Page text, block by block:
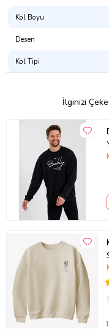
Tasarımı Şu Ürünlerde
Erkek Tişört
Çocuk Tişört
Kapşonlu Sweatshirt
Ürün Kodu:kcm79678263
Kol Boyu
Desen
Kol Tipi
İlginizi